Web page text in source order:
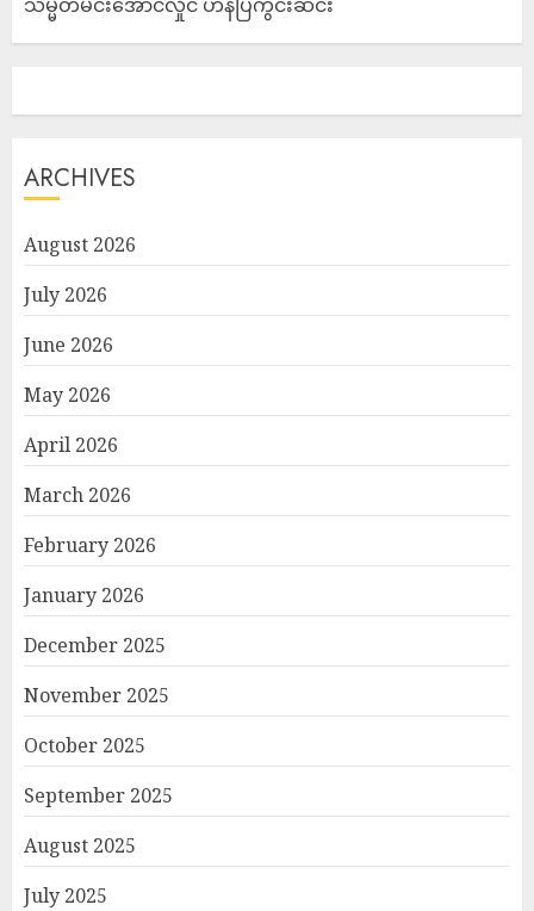
ARCHIVES
August 2026
July 2026
June 2026
May 2026
April 2026
March 2026
February 2026
January 2026
December 2025
November 2025
October 2025
September 2025
August 2025
July 2025